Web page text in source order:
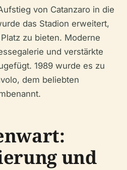
von Catanzaro in die
das Stadion erweitert,
zu bieten. Moderne
und verstärkte
1989 wurde es zu
dem beliebten
und